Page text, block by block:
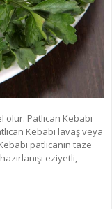
olur. Patlıcan Kebabı
Kebabı lavaş veya
patlıcanın taze
eziyetli,